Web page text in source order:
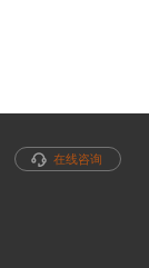
在线咨询